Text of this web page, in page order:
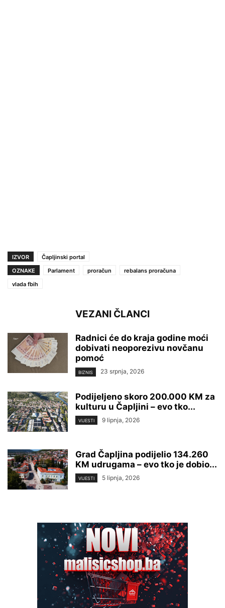
IZVOR
Čapljinski portal
OZNAKE
Parlament proračun
rebalans proračuna
vlada fbih
VEZANI ČLANCI
Radnici će do kraja godine moći
dobivati neoporezivu novčanu
pomoć
BIZNIS 23 srpnja, 2026
Podijeljeno skoro 200.000 KM za
kulturu u Čapljini – evo tko...
VIJESTI 9 lipnja, 2026
Grad Čapljina podijelio 134.260
KM udrugama – evo tko je dobio...
VIJESTI 5 lipnja, 2026